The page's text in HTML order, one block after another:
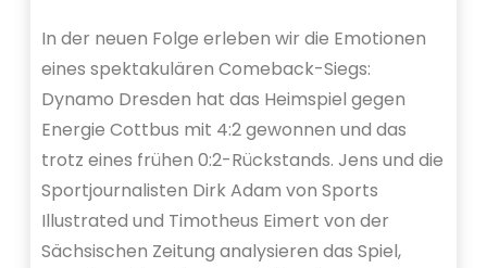
In der neuen Folge erleben wir die Emotionen
eines spektakulären Comeback-Siegs:
Dynamo Dresden hat das Heimspiel gegen
Energie Cottbus mit 4:2 gewonnen und das
trotz eines frühen 0:2-Rückstands. Jens und die
Sportjournalisten Dirk Adam von Sports
Illustrated und Timotheus Eimert von der
Sächsischen Zeitung analysieren das Spiel,